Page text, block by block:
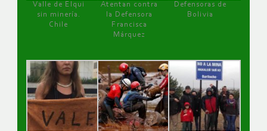
Valle de Elqui
sin minería.
Chile
Atentan contra
la Defensora
Francisca
Márquez
Defensoras de
Bolivia